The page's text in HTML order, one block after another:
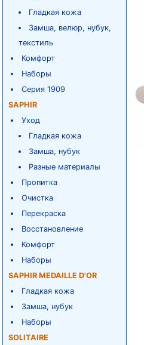
Гладкая кожа
Замша, велюр, нубук,
текстиль
Комфорт
Наборы
Серия 1909
SAPHIR
Уход
Гладкая кожа
Замша, нубук
Разные материалы
Пропитка
Очистка
Перекраска
Восстановление
Комфорт
Наборы
SAPHIR MEDAILLE D'OR
Гладкая кожа
Замша, нубук
Наборы
SOLITAIRE